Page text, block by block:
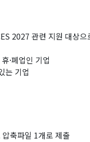
2027 관련 지원 대상
·폐업인 기업
는 기업
축파일 1개로 제출